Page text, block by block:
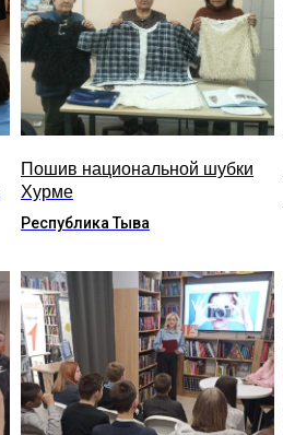
Пошив национальной шубки
Хурме
Республика Тыва